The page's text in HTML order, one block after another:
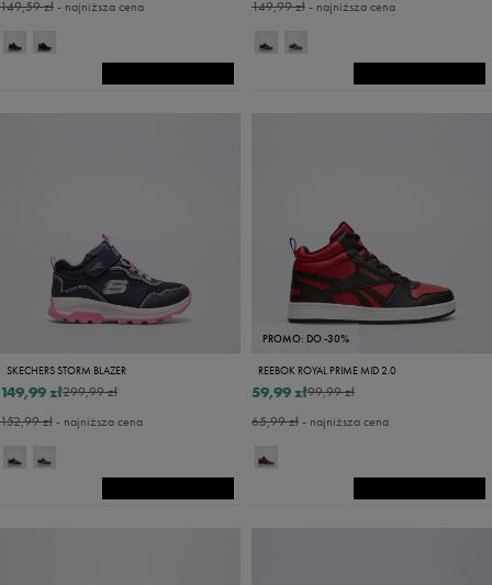
149,59 zł- najniższa cena 149,99 zł- najniższa cena
SKECHERS STORM BLAZER
299,99 zł
149,99 zł
152,99 zł- najniższa cena
PROMO: DO -30%
REEBOK ROYAL PRIME MID 2.0
99,99 zł
59,99 zł
65,99 zł- najniższa cena